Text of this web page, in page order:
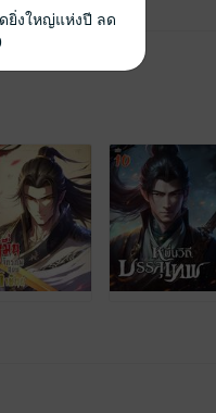
ยิ่งใหญ่แห่งปี ลด